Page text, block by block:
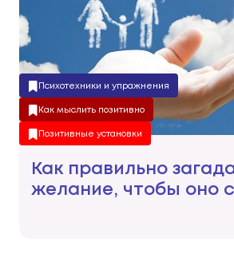
Психотехники и упражнения
Как мыслить позитивно
Позитивные установки
Как правильно
желание, чтобы оно